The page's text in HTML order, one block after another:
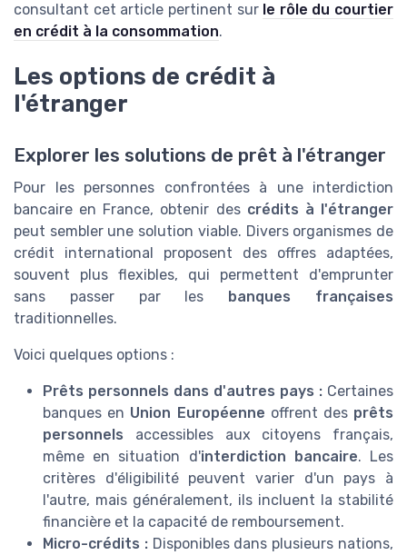
consultant cet article pertinent sur le rôle du courtier
en crédit à la consommation.
Les options de crédit à
l'étranger
Explorer les solutions de prêt à l'étranger
Pour les personnes confrontées à une interdiction
bancaire en France, obtenir des crédits à l'étranger
peut sembler une solution viable. Divers organismes de
crédit international proposent des offres adaptées,
souvent plus flexibles, qui permettent d'emprunter
sans passer par les banques françaises
traditionnelles.
Voici quelques options :
Prêts personnels dans d'autres pays : Certaines
banques en Union Européenne offrent des prêts
personnels accessibles aux citoyens français,
même en situation d'interdiction bancaire. Les
critères d'éligibilité peuvent varier d'un pays à
l'autre, mais généralement, ils incluent la stabilité
financière et la capacité de remboursement.
Micro-crédits :Disponibles dans plusieurs nations,